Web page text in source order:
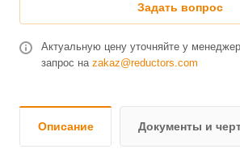
Задать вопрос
Актуальную цену уточняйте у
запрос на zakaz@reductors.com
Описание Документы и